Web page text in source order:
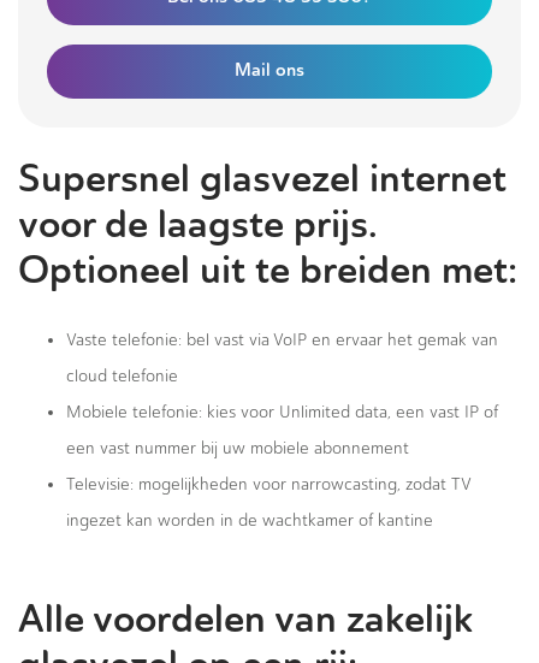
Mail ons
Supersnel glasvezel internet
voor de laagste prijs.
Optioneel uit te breiden met:
Vaste telefonie: bel vast via VoIP en ervaar het gemak van
cloud telefonie
Mobiele telefonie: kies voor Unlimited data, een vast IP of
een vast nummer bij uw mobiele abonnement
Televisie: mogelijkheden voor narrowcasting, zodat TV
ingezet kan worden in de wachtkamer of kantine
Alle voordelen van zakelijk